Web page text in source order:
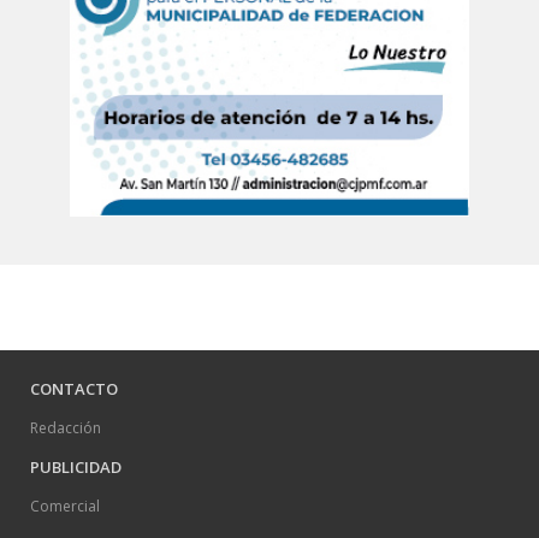
CONTACTO
Redacción
PUBLICIDAD
Comercial